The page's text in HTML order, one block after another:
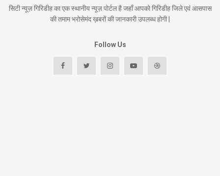
सिटी न्यूज़ गिरिडीह का एक स्थानीय न्यूज़ पोर्टल है जहाँ आपको गिरिडीह जिले एवं आसपास
की तमाम भरोसेमंद ख़बरों की जानकारी उपलब्ध होगी |
Follow Us